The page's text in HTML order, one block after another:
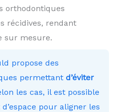
orthodontiques
récidives, rendant
sur mesure.
propose des
permettant d’éviter
les cas, il est possible
pour aligner les